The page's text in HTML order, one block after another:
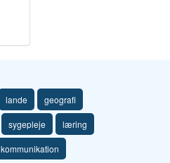
lande geografi
sygepleje læring
kommunikation